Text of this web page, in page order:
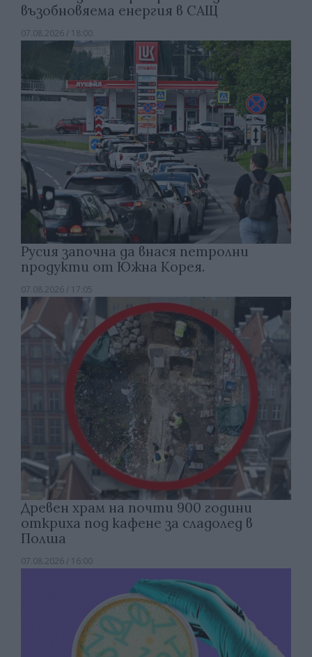
възобновяема енергия в САЩ
07.08.2026 / 18:00
Русия започна да внася петролни
продукти от Южна Корея.
07.08.2026 / 17:05
Древен храм на почти 900 години
откриха под кафене за сладолед в
Полша
07.08.2026 / 16:00